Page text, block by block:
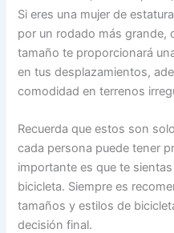
Si eres una mujer de
por un rodado más grande,
tamaño te proporcionará
en tus desplazamientos,
comodidad en terrenos
Recuerda que estos son
cada persona puede tener
importante es que te
bicicleta. Siempre es
tamaños y estilos de
decisión final.